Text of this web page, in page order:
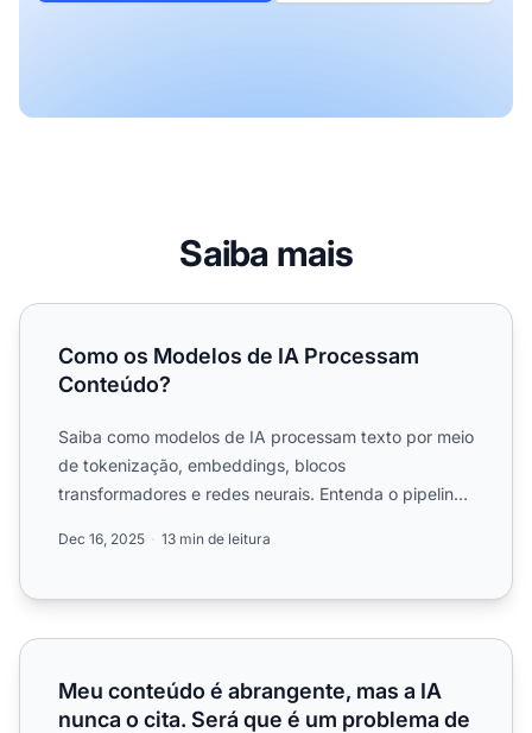
Saiba mais
Como os Modelos de IA Processam Conteúdo?
Como os Modelos de IA Processam
Conteúdo?
Saiba como modelos de IA processam texto por meio
de tokenização, embeddings, blocos
transformadores e redes neurais. Entenda o pipeline
Dec 16, 2025 13 min de leitura
Meu conteúdo é abrangente, mas a IA nunca o cita.
Meu conteúdo é abrangente, mas a IA
nunca o cita. Será que é um problema de